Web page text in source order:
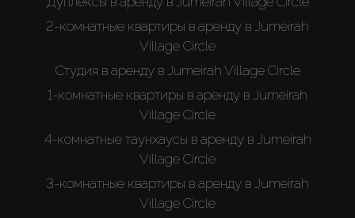
2-комнатные квартиры в аренду в Jumeirah
Village Circle
Студия в аренду в Jumeirah Village Circle
1-комнатные квартиры в аренду в Jumeirah
Village Circle
4-комнатные таунхаусы в аренду в Jumeirah
Village Circle
3-комнатные квартиры в аренду в Jumeirah
Village Circle